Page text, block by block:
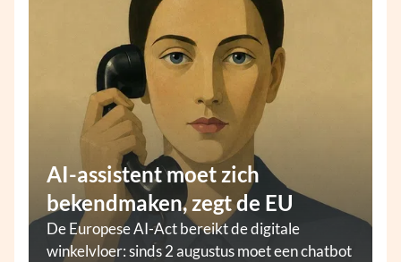
AI-assistent moet zich
bekendmaken, zegt de EU
De Europese AI-Act bereikt de digitale
winkelvloer: sinds 2 augustus moet een chatbot